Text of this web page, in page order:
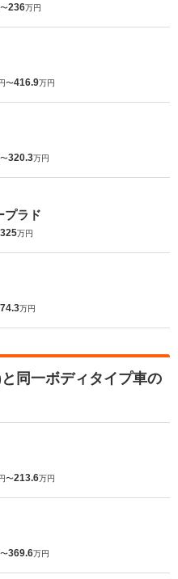
236万円
〜416.9万円
320.3万円
プラド
万円
万円
同一ボディタイプ車の
〜213.6万円
369.6万円